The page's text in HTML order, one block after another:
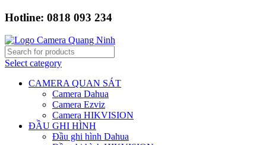
Hotline: 0818 093 234
Select category
CAMERA QUAN SÁT
Camera Dahua
Camera Ezviz
Camera HIKVISION
ĐẦU GHI HÌNH
Đầu ghi hình Dahua